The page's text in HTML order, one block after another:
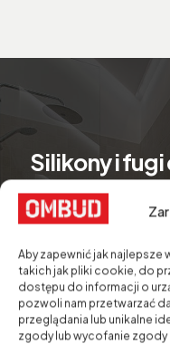
Aby zapewnić jak najlepsze
takich jak pliki cookie, do
dostępu do informacji o
pozwoli nam przetwarzać
przeglądania lub unikalne
zgody lub wycofanie zgody
Silikony i fugi
50 kolorach
Odkryj naszą ofertę
uszczelniania i
wewnętrznych i
Sprawdź